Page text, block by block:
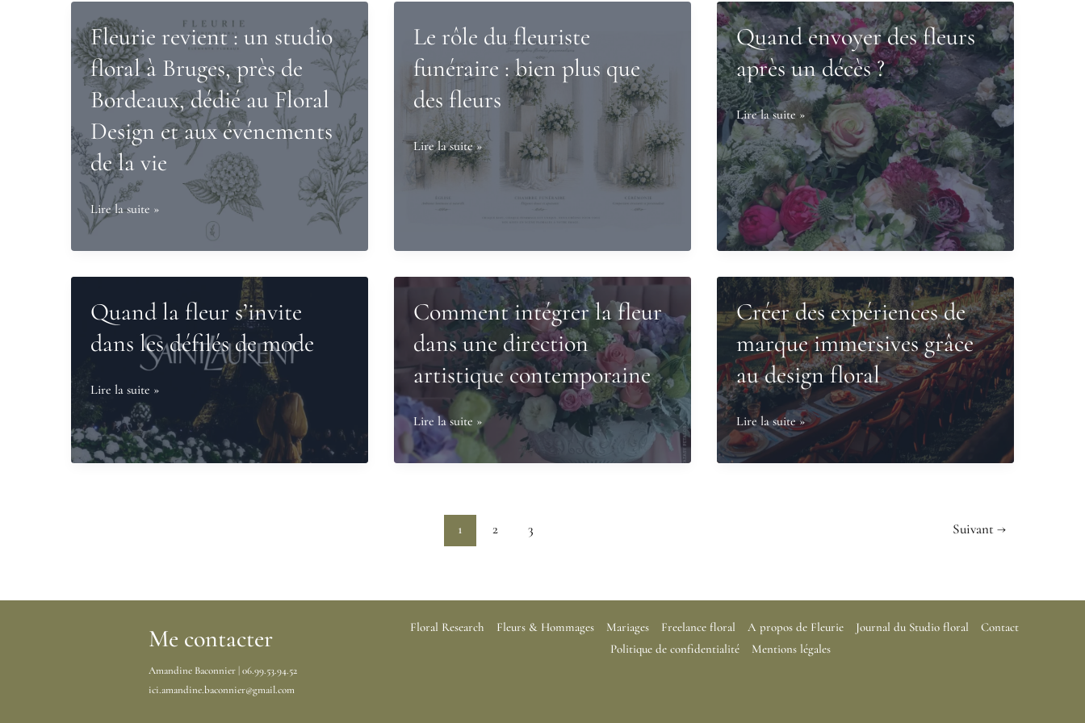
Fleurie revient : un studio
floral à Bruges, près de
Bordeaux, dédié au Floral
Design et aux événements
de la vie
Fleurie
revient
:
un
studio
floral
à
près
de
Bordeaux,
dédié
Lire la suite »
Le rôle du fleuriste
funéraire : bien plus que
des fleurs
Le
rôle
du
plus
que
des
fleurs
Lire la suite »
Quand envoyer des fleurs
après un décès ?
Quand
envoyer
des
fleurs
après
un
décès
?
Lire la suite »
Quand la fleur s’invite
dans les défilés de mode
Quand
la
fleur
s’invite
Lire la suite »
Comment intégrer la fleur
dans une direction
artistique contemporaine
Comment
intégrer
la
Lire la suite »
Créer des expériences de
marque immersives grâce
au design floral
Créer
des
expériences
floral
Lire la suite »
1 2 3 Suivant→
Me contacter
Amandine Baconnier | 06.99.53.94.52
ici.amandine.baconnier@gmail.com
Floral Research Fleurs & Hommages Mariages Freelance floral A propos de Fleurie Journal du Studio floral
Contact
Politique de confidentialité
Mentions légales